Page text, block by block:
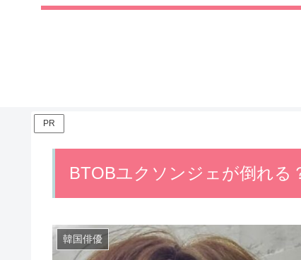
PR
BTOBユクソンジェが倒れる
韓国俳優